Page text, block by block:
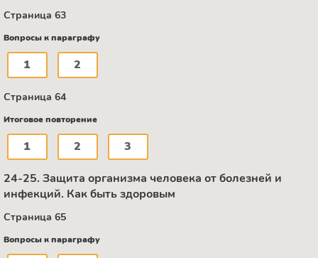
Страница 63
Вопросы к параграфу
1 2
Страница 64
Итоговое повторение
1 2 3
24-25. Защита организма человека от болезней и
инфекций. Как быть здоровым
Страница 65
Вопросы к параграфу